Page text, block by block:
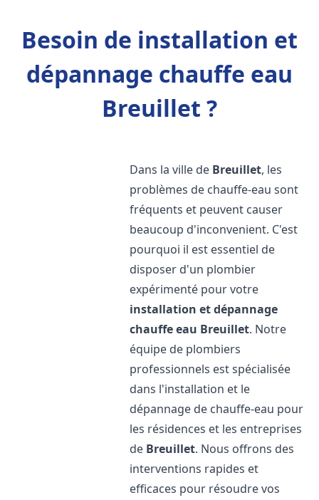
Besoin de installation et
dépannage chauffe eau
Breuillet ?
Dans la ville de Breuillet, les
problèmes de chauffe-eau sont
fréquents et peuvent causer
beaucoup d'inconvenient. C'est
pourquoi il est essentiel de
disposer d'un plombier
expérimenté pour votre
installation et dépannage
chauffe eau Breuillet. Notre
équipe de plombiers
professionnels est spécialisée
dans l'installation et le
dépannage de chauffe-eau pour
les résidences et les entreprises
de Breuillet. Nous offrons des
interventions rapides et
efficaces pour résoudre vos